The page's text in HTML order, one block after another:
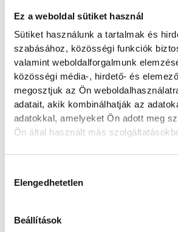
Ez a weboldal sütiket használ
Sütiket használunk a tartalmak és
szabásához, közösségi funkciók
valamint weboldalforgalmunk
közösségi média-, hirdető- és
megosztjuk az Ön
adatait, akik kombinálhatják az
adatokkal, amelyeket Ön adott meg
Ön által használt más
Elengedhetetlen
Beállítások
Persze itt nézelődni sem